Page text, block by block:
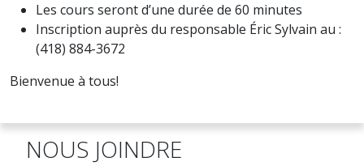
Les cours seront d’une durée de 60 minutes
Inscription auprès du responsable Éric Sylvain au :
(418) 884-3672
Bienvenue à tous!
NOUS JOINDRE